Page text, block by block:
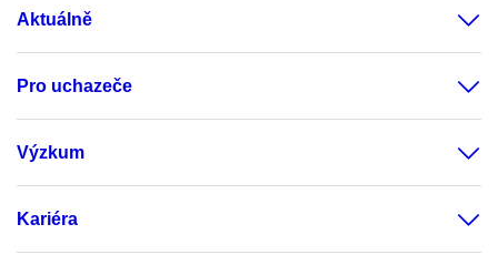
Aktuálně
Pro uchazeče
Výzkum
Kariéra